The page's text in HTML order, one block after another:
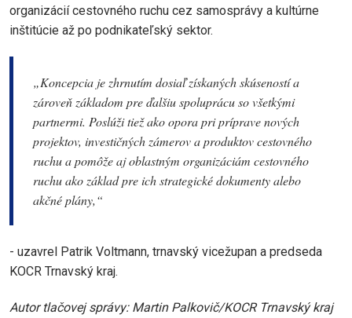
organizácií cestovného ruchu cez samosprávy a kultúrne
inštitúcie až po podnikateľský sektor.
„Koncepcia je zhrnutím dosiaľ získaných skúseností a
zároveň základom pre ďalšiu spoluprácu so všetkými
partnermi. Poslúži tiež ako opora pri príprave nových
projektov, investičných zámerov a produktov cestovného
ruchu a pomôže aj oblastným organizáciám cestovného
ruchu ako základ pre ich strategické dokumenty alebo
akčné plány,“
- uzavrel Patrik Voltmann, trnavský vicežupan a predseda
KOCR Trnavský kraj.
Autor tlačovej správy: Martin Palkovič/KOCR Trnavský kraj